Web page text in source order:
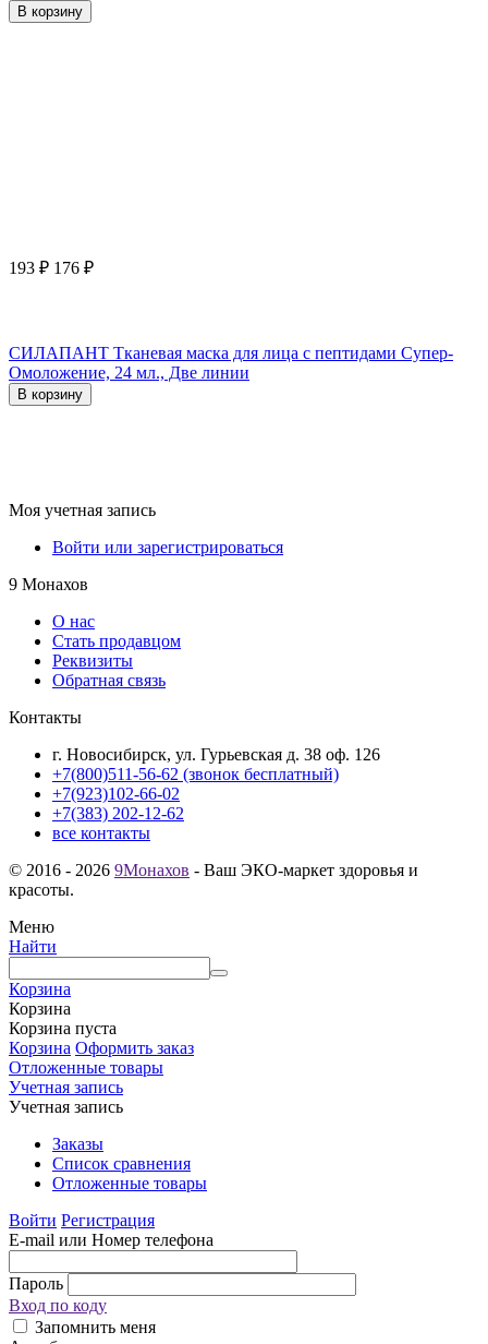
В корзину
193 ₽ 176 ₽
СИЛАПАНТ Тканевая маска для лица с пептидами Супер-
Омоложение, 24 мл., Две линии
В корзину
Моя учетная запись
Войти или зарегистрироваться
9 Монахов
О нас
Стать продавцом
Реквизиты
Обратная связь
Контакты
г. Новосибирск, ул. Гурьевская д. 38 оф. 126
+7(800)511-56-62 (звонок бесплатный)
+7(923)102-66-02
+7(383) 202-12-62
все контакты
© 2016 - 2026 9Монахов - Ваш ЭКО-маркет здоровья и
красоты.
Меню
Найти
Корзина
Корзина
Корзина пуста
Корзина Оформить заказ
Отложенные товары
Учетная запись
Учетная запись
Заказы
Список сравнения
Отложенные товары
Войти Регистрация
E-mail или Номер телефона
Пароль
Вход по коду
Запомнить меня